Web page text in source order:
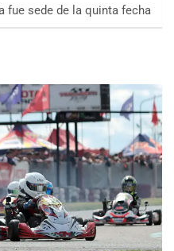
fue sede de la quinta fecha